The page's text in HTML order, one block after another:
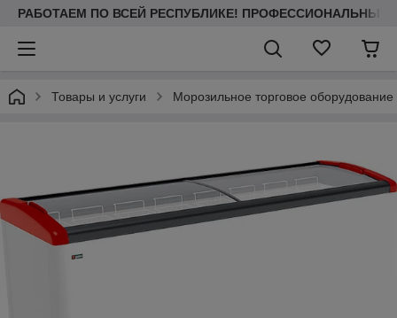
РАБОТАЕМ ПО ВСЕЙ РЕСПУБЛИКЕ!
Товары и услуги Морозильное торговое